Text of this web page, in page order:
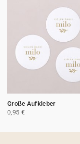
Große Aufkleber
0,95 €